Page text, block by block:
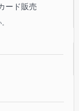
ード販売